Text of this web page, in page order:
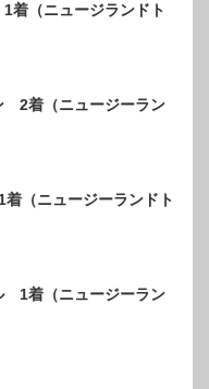
（ニュージランドト
2着（ニュージーラン
（ニュージーランドト
1着（ニュージーラン